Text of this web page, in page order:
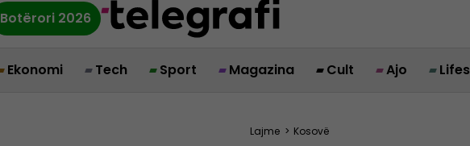
Botërori 2026
Ekonomi Tech Sport Magazina Cult Ajo
Lajme > Kosovë